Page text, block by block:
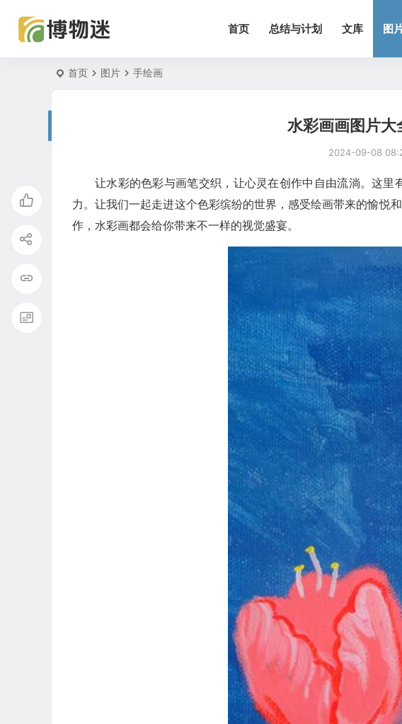
首页 总结与计划 文库 图
首页 图片 手绘画
水彩画画图片大
2024-09-08
让水彩的色彩与画笔交织，让心灵在创作中自由流淌。这
力。让我们一起走进这个色彩缤纷的世界，感受绘画带来的愉悦
作，水彩画都会给你带来不一样的视觉盛宴。